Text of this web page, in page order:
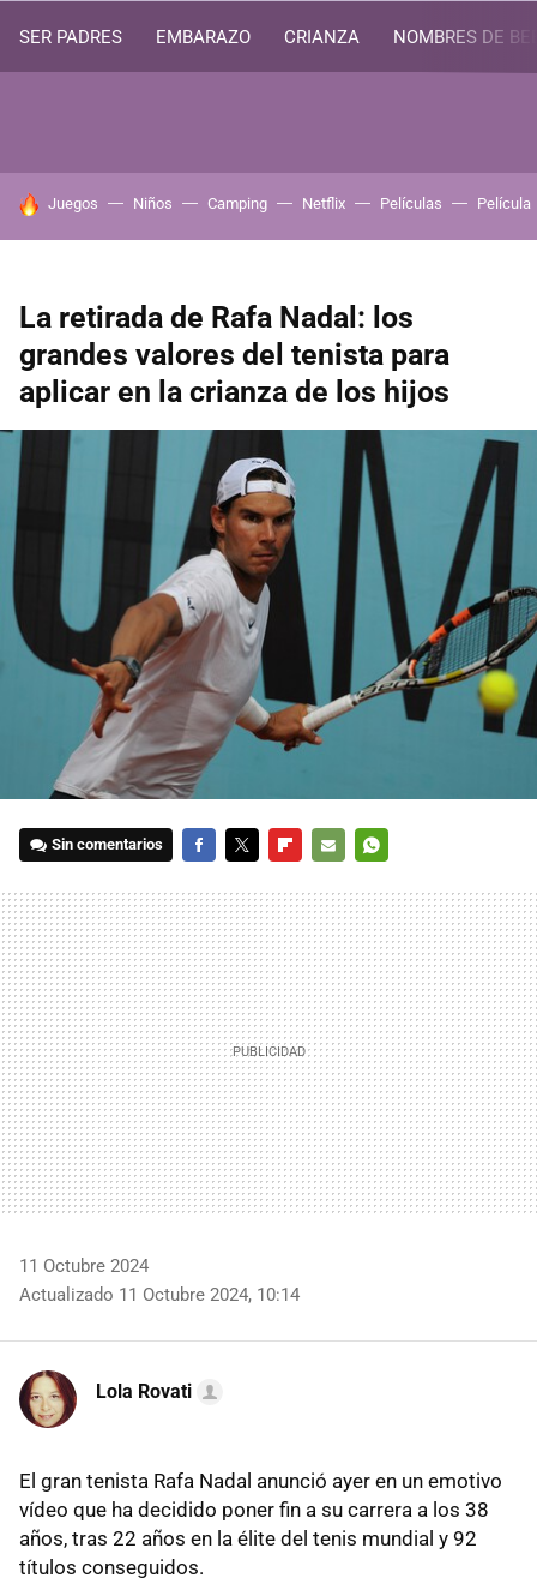
SER PADRES EMBARAZO CRIANZA NOMBRES DE
HOY SE HABLA DE
Juegos Niños Camping Netflix Películas Película
La retirada de Rafa Nadal: los
grandes valores del tenista para
aplicar en la crianza de los hijos
Sin comentarios
MAIL
11 Octubre 2024
Actualizado 11 Octubre 2024, 10:14
Lola Rovati
El gran tenista Rafa Nadal anunció ayer en un emotivo
vídeo que ha decidido poner fin a su carrera a los 38
años, tras 22 años en la élite del tenis mundial y 92
títulos conseguidos.